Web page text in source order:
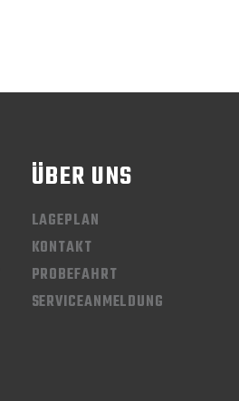
ÜBER UNS
LAGEPLAN
KONTAKT
PROBEFAHRT
SERVICEANMELDUNG